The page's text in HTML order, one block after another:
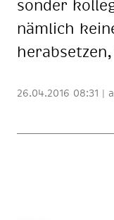
son­der
näm­lich
26.04.2016 08:31 |